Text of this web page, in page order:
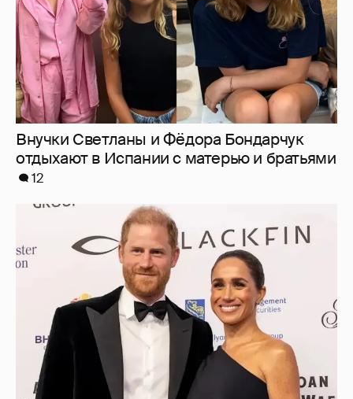
Меган Маркл и принц Гарри вышли в свет
в Канаде
33
Внучка Никиты Михалкова Наталья с
мужем и сыном отдыхает на яхте
14